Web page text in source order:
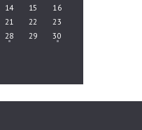
14 15
16
21 22
23
28 29
30